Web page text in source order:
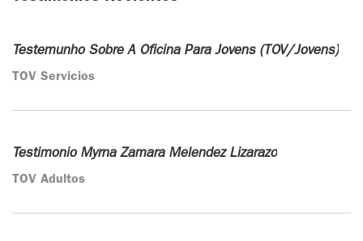
Testemunho Sobre A Oficina Para Jovens (TOV/Jovens)
TOV Servicios
Testimonio Myrna Zamara Melendez Lizarazo
TOV Adultos